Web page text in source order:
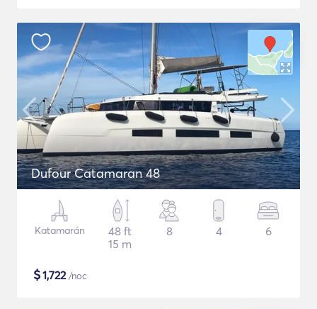
Dufour Catamaran 48
Katamarán
48 ft
15 m
8 4 6
$1,722/noc